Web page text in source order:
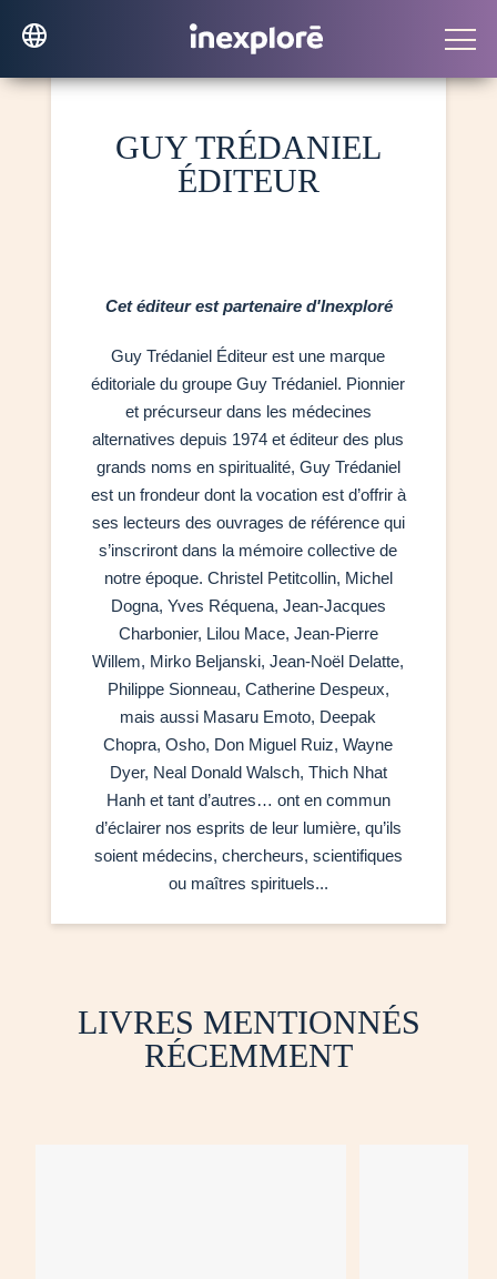
GUY TRÉDANIEL
ÉDITEUR
Cet éditeur est partenaire d'Inexploré
Guy Trédaniel Éditeur est une marque
éditoriale du groupe Guy Trédaniel. Pionnier
et précurseur dans les médecines
alternatives depuis 1974 et éditeur des plus
grands noms en spiritualité, Guy Trédaniel
est un frondeur dont la vocation est d’offrir à
ses lecteurs des ouvrages de référence qui
s’inscriront dans la mémoire collective de
notre époque. Christel Petitcollin, Michel
Dogna, Yves Réquena, Jean-Jacques
Charbonier, Lilou Mace, Jean-Pierre
Willem, Mirko Beljanski, Jean-Noël Delatte,
Philippe Sionneau, Catherine Despeux,
mais aussi Masaru Emoto, Deepak
Chopra, Osho, Don Miguel Ruiz, Wayne
Dyer, Neal Donald Walsch, Thich Nhat
Hanh et tant d’autres… ont en commun
d’éclairer nos esprits de leur lumière, qu’ils
soient médecins, chercheurs, scientifiques
ou maîtres spirituels...
LIVRES MENTIONNÉS
RÉCEMMENT